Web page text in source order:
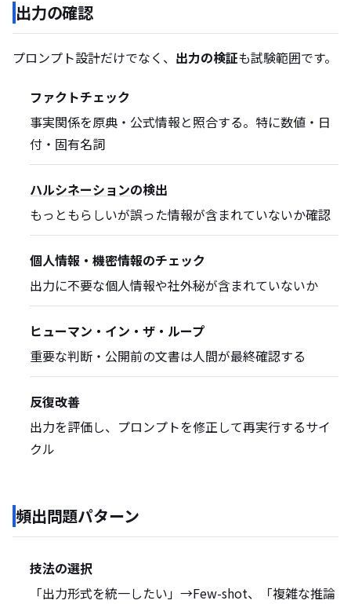
出力の確認
プロンプト設計だけでなく、 出力の検証も試験範囲です。
ファクトチェック
事実関係を原典・公式情報と照合する。特に数値・日
付・固有名詞
ハルシネーションの検出
もっともらしいが誤った情報が含まれていないか確認
個人情報・機密情報のチェック
出力に不要な個人情報や社外秘が含まれていないか
ヒューマン・イン・ザ・ループ
重要な判断・公開前の文書は人間が最終確認する
反復改善
出力を評価し、プロンプトを修正して再実行するサイ
クル
頻出問題パターン
技法の選択
「出力形式を統一したい」→Few-shot、「複雑な推論